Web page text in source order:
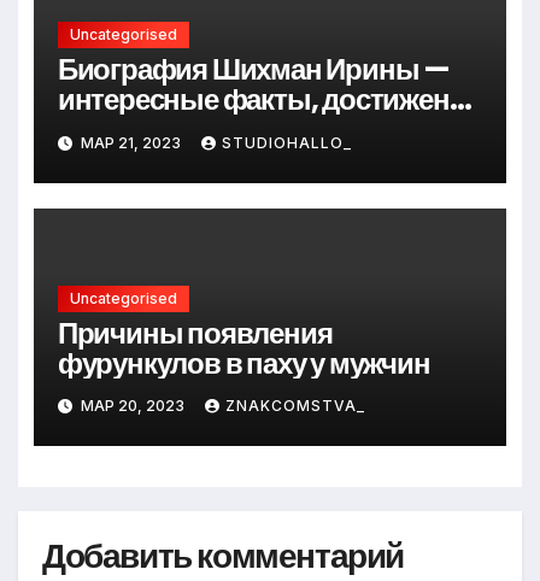
Uncategorised
Биография Шихман Ирины —
интересные факты, достижения
и путь к успеху
МАР 21, 2023 STUDIOHALLO_
Uncategorised
Причины появления
фурункулов в паху у мужчин
МАР 20, 2023 ZNAKCOMSTVA_
Добавить комментарий